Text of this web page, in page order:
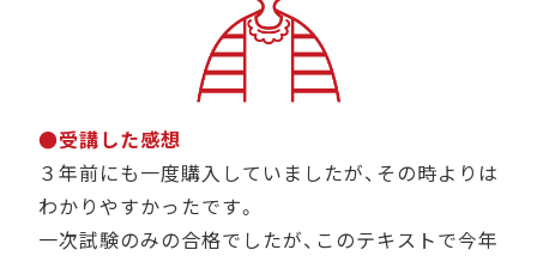
●受講した感想
３年前にも一度購入していましたが、その時よりは
わかりやすかったです。
一次試験のみの合格でしたが、このテキストで今年